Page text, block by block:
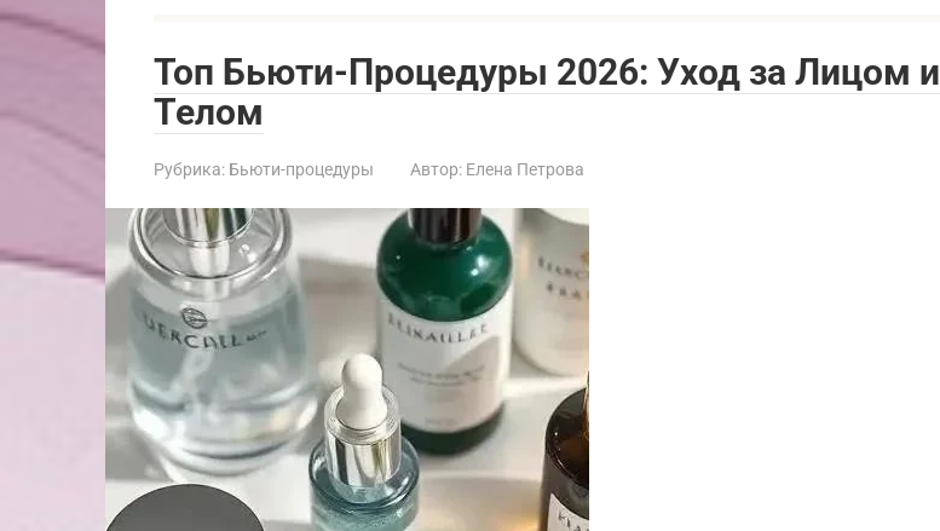
Топ Бьюти-Процедуры 2026: Уход за Лицом и
Телом
Рубрика: Бьюти-процедуры Автор: Елена Петрова